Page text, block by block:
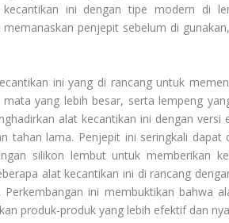
ini dengan tipe modern di
penjepit sebelum di
ini yang di rancang untuk
yang lebih besar, serta lempeng
alat kecantikan ini dengan
tahan lama. Penjepit ini seringkali
silikon lembut untuk memberikan
alat kecantikan ini di rancang
ini membuktikan bahwa
produk-produk yang lebih efektif dan